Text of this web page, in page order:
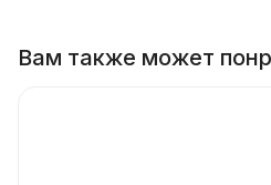
Вам также может